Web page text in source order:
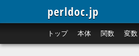
perldoc.jp
トップ 本体 関数 変数